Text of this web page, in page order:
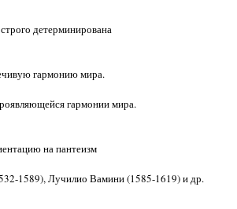
детерминирована
гармонию мира.
гармонии мира.
на пантеизм
1589), Лучилио Вамини (1585-1619) и др.